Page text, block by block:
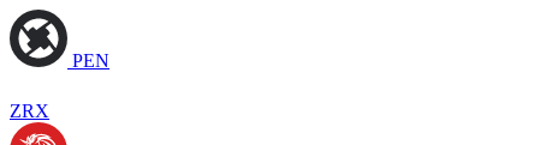
PEN
ZRX